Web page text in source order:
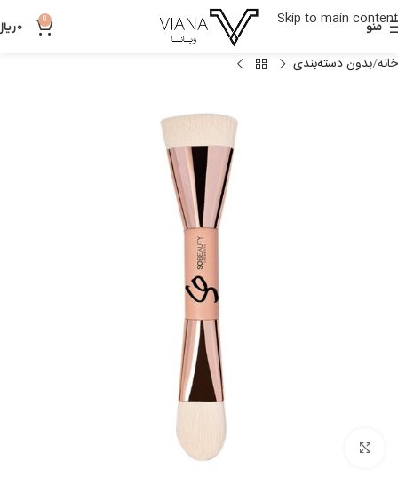
Skip to main content
منو 0
0
خانه بدون دسته‌بندی